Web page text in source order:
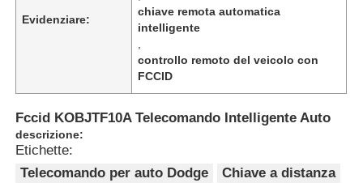
Evidenziare:
chiave remota automatica
intelligente
controllo remoto del veicolo con
FCCID
Fccid KOBJTF10A Telecomando Intelligente Auto
descrizione:
Etichette:
Telecomando per auto Dodge
Chiave a distanza